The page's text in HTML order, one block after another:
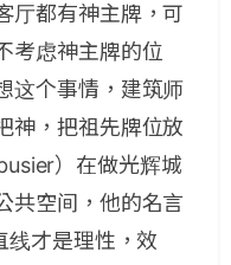
厅都有神主牌，可
考虑神主牌的位
这个事情，建筑师
神，把祖先牌位放
）在做光辉城
共空间，他的名言
线才是理性，效